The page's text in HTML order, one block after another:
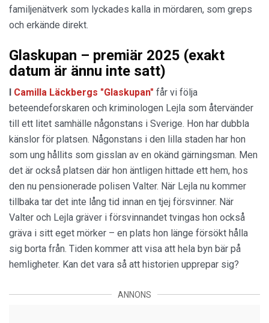
familjenätverk som lyckades kalla in mördaren, som greps
och erkände direkt.
Glaskupan – premiär 2025 (exakt
datum är ännu inte satt)
I Camilla Läckbergs "Glaskupan" får vi följa
beteendeforskaren och kriminologen Lejla som återvänder
till ett litet samhälle någonstans i Sverige. Hon har dubbla
känslor för platsen. Någonstans i den lilla staden har hon
som ung hållits som gisslan av en okänd gärningsman. Men
det är också platsen där hon äntligen hittade ett hem, hos
den nu pensionerade polisen Valter. När Lejla nu kommer
tillbaka tar det inte lång tid innan en tjej försvinner. När
Valter och Lejla gräver i försvinnandet tvingas hon också
gräva i sitt eget mörker – en plats hon länge försökt hålla
sig borta från. Tiden kommer att visa att hela byn bär på
hemligheter. Kan det vara så att historien upprepar sig?
ANNONS